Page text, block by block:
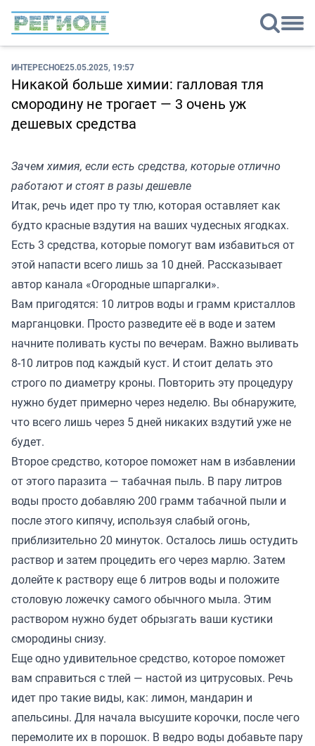
ИНТЕРЕСНОЕ25.05.2025, 19:57
Никакой больше химии: галловая тля
смородину не трогает — 3 очень уж
дешевых средства
Зачем химия, если есть средства, которые отлично
работают и стоят в разы дешевле
Итак, речь идет про ту тлю, которая оставляет как
будто красные вздутия на ваших чудесных ягодках.
Есть 3 средства, которые помогут вам избавиться от
этой напасти всего лишь за 10 дней. Рассказывает
автор канала «Огородные шпаргалки».
Вам пригодятся: 10 литров воды и грамм кристаллов
марганцовки. Просто разведите её в воде и затем
начните поливать кусты по вечерам. Важно выливать
8-10 литров под каждый куст. И стоит делать это
строго по диаметру кроны. Повторить эту процедуру
нужно будет примерно через неделю. Вы обнаружите,
что всего лишь через 5 дней никаких вздутий уже не
будет.
Второе средство, которое поможет нам в избавлении
от этого паразита — табачная пыль. В пару литров
воды просто добавляю 200 грамм табачной пыли и
после этого кипячу, используя слабый огонь,
приблизительно 20 минуток. Осталось лишь остудить
раствор и затем процедить его через марлю. Затем
долейте к раствору еще 6 литров воды и положите
столовую ложечку самого обычного мыла. Этим
раствором нужно будет обрызгать ваши кустики
смородины снизу.
Еще одно удивительное средство, которое поможет
вам справиться с тлей — настой из цитрусовых. Речь
идет про такие виды, как: лимон, мандарин и
апельсины. Для начала высушите корочки, после чего
перемолите их в порошок. В ведро воды добавьте пару